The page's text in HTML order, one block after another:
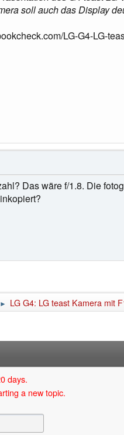
soll auch das Display
LG-G4-LG-
Das wäre f/1.8. Die
►
LG G4: LG teast Kamera mit
days.
a new topic.